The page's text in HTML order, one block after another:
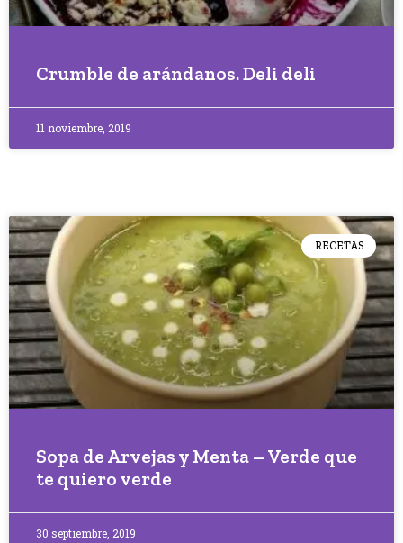
Crumble de arándanos. Deli deli
11 noviembre, 2019
RECETAS
Sopa de Arvejas y Menta – Verde que
te quiero verde
30 septiembre, 2019